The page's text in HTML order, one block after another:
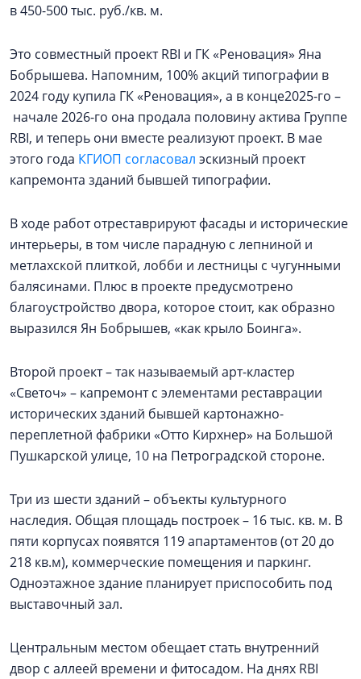
в 450-500 тыс. руб./кв. м.
Это совместный проект RBI и ГК «Реновация» Яна
Бобрышева. Напомним, 100% акций типографии в
2024 году купила ГК «Реновация», а в конце2025-го –
начале 2026-го она продала половину актива Группе
RBI, и теперь они вместе реализуют проект. В мае
этого года КГИОП согласовал эскизный проект
капремонта зданий бывшей типографии.
В ходе работ отреставрируют фасады и исторические
интерьеры, в том числе парадную с лепниной и
метлахской плиткой, лобби и лестницы с чугунными
балясинами. Плюс в проекте предусмотрено
благоустройство двора, которое стоит, как образно
выразился Ян Бобрышев, «как крыло Боинга».
Второй проект – так называемый арт-кластер
«Светоч» – капремонт с элементами реставрации
исторических зданий бывшей картонажно-
переплетной фабрики «Отто Кирхнер» на Большой
Пушкарской улице, 10 на Петроградской стороне.
Три из шести зданий – объекты культурного
наследия. Общая площадь построек – 16 тыс. кв. м. В
пяти корпусах появятся 119 апартаментов (от 20 до
218 кв.м), коммерческие помещения и паркинг.
Одноэтажное здание планирует приспособить под
выставочный зал.
Центральным местом обещает стать внутренний
двор с аллеей времени и фитосадом. На днях RBI